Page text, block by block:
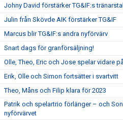
Johny David förstärker TG&IF:s
Julin från Skövde AIK förstärker TG&IF
Marcus blir TG&IF:s andra nyförvärv
Snart dags för granförsäljning!
Olle, Theo, Eric och Jose spelar vidare
Erik, Olle och Simon fortsätter i svartvitt
Theo, Måns och Filip klara för 2023
Patrik och spelartrio förlänger – och
nyförvärvet